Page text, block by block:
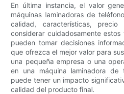
En última instancia, el valor
máquinas laminadoras de
calidad, características,
considerar cuidadosamente
pueden tomar decisiones
que ofrezca el mejor valor para
una pequeña empresa o una
en una máquina laminadora de
puede tener un impacto
calidad del producto final.